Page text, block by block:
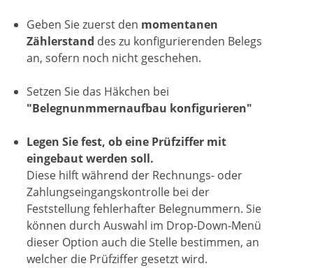
Geben Sie zuerst den momentanen
Zählerstand des zu konfigurierenden Belegs
an, sofern noch nicht geschehen.
Setzen Sie das Häkchen bei
"Belegnunmmernaufbau konfigurieren"
Legen Sie fest, ob eine Prüfziffer mit
eingebaut werden soll.
Diese hilft während der Rechnungs- oder
Zahlungseingangskontrolle bei der
Feststellung fehlerhafter Belegnummern. Sie
können durch Auswahl im Drop-Down-Menü
dieser Option auch die Stelle bestimmen, an
welcher die Prüfziffer gesetzt wird.